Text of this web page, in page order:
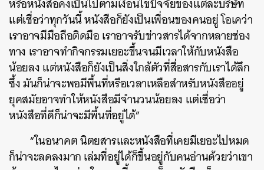
หรือหนังสือคงเป็นไปตามเงื่อนไขปัจจัยของแต่ละบริษัท
แต่เชื่อว่าทุกวันนี้ หนังสือก็ยังเป็นเพื่อนของคนอยู่ โอเคว่า
เราอาจมีมือถือติดมือ เราอาจรับข่าวสารได้จากหลายช่อง
ทาง เราอาจทำกิจกรรมเยอะขึ้นจนมีเวลาให้กับหนังสือ
น้อยลง แต่หนังสือก็ยังเป็นสิ่งใกล้ตัวที่สื่อสารกับเราได้ลึก
ซึ้ง มันก็น่าจะพอมีพื้นที่หรือเวลาเหลือสำหรับหนังสืออยู่
ยุคสมัยอาจทำให้หนังสือมีจำนวนน้อยลง แต่เชื่อว่า
หนังสือที่ดีก็น่าจะมีพื้นที่อยู่ได้”
“ในอนาคต นิตยสารและหนังสือที่เคยมีเยอะไปหมด
ก็น่าจะลดลงมาก เล่มที่อยู่ได้ก็ขึ้นอยู่กับคนอ่านด้วยว่าเขา